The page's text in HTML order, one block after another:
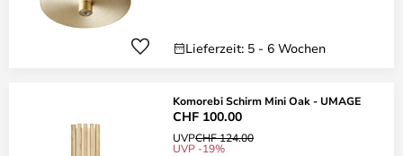
Lieferzeit: 5 - 6 Wochen
Komorebi Schirm Mini Oak - UMAGE
CHF 100.00
UVPCHF 124.00
UVP -19%